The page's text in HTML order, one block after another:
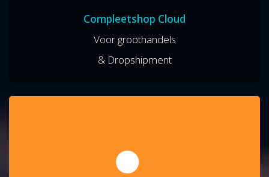
Compleetshop Cloud
Voor groothandels
& Dropshipment